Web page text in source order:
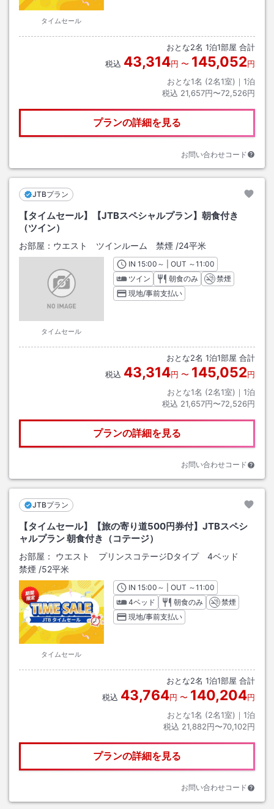
タイムセール
おとな2名 1泊1部屋 合計
税込 43,314円 〜 145,052円
おとな1名 (2名1室)｜ 1泊
税込 21,657円〜72,526円
プランの詳細を見る
お問い合わせコード
JTBプラン
【タイムセール】【JTBスペシャルプラン】朝食付き
（ツイン）
お部屋： ウエスト ツインルーム 禁煙 /24平米
タイムセール
INチェックイン
15:00 ～ | OUT チェックアウト
～11:00
ツイン
朝食のみ
禁煙
現地/事前支払い
おとな2名 1泊1部屋 合計
税込 43,314円 〜 145,052円
おとな1名 (2名1室)｜ 1泊
税込 21,657円〜72,526円
プランの詳細を見る
お問い合わせコード
JTBプラン
【タイムセール】【旅の寄り道500円券付】JTBスペシ
ャルプラン 朝食付き（コテージ）
お部屋：
ウエスト プリンスコテージDタイプ 4ベッド
禁煙 /52平米
タイムセール
INチェックイン
15:00 ～ | OUT チェックアウト
～11:00
4ベッド
朝食のみ
禁煙
現地/事前支払い
おとな2名 1泊1部屋 合計
税込 43,764円 〜 140,204円
おとな1名 (2名1室)｜ 1泊
税込 21,882円〜70,102円
プランの詳細を見る
お問い合わせコード